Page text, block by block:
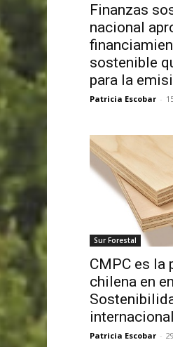
Finanzas
nacional
sostenible
para la
Patricia Escobar -
Sur Forestal
CMPC es la
chilena en
Patricia Escobar -